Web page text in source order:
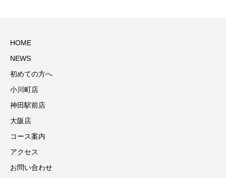
HOME
NEWS
初めての方へ
小川町店
神田駅前店
大阪店
コース案内
アクセス
お問い合わせ